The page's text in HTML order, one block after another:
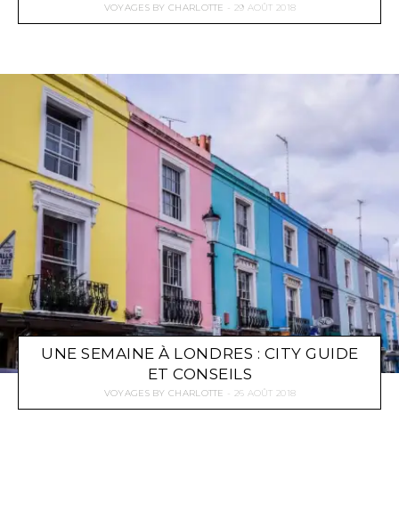
VOYAGESBYCHARLOTTE 29 AOÛT 2018
UNE SEMAINE À LONDRES : CITY GUIDE
ET CONSEILS
VOYAGESBYCHARLOTTE 26 AOÛT 2018